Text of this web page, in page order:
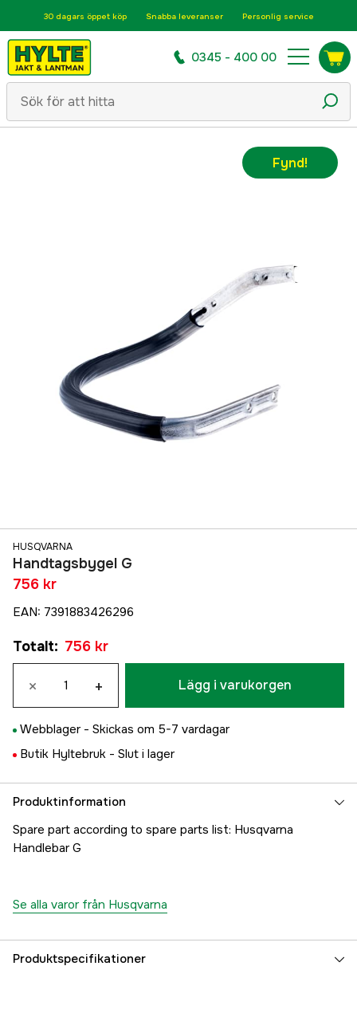
30 dagars öppet köp Snabba leveranser Personlig service
0345 - 400 00
Fynd!
HUSQVARNA
Handtagsbygel G
756 kr
EAN: 7391883426296
Totalt: 756 kr
× + Lägg i varukorgen
Webblager - Skickas om 5-7 vardagar
Butik Hyltebruk - Slut i lager
Produktinformation
Spare part according to spare parts list: Husqvarna
Handlebar G
Se alla varor från Husqvarna
Produktspecifikationer